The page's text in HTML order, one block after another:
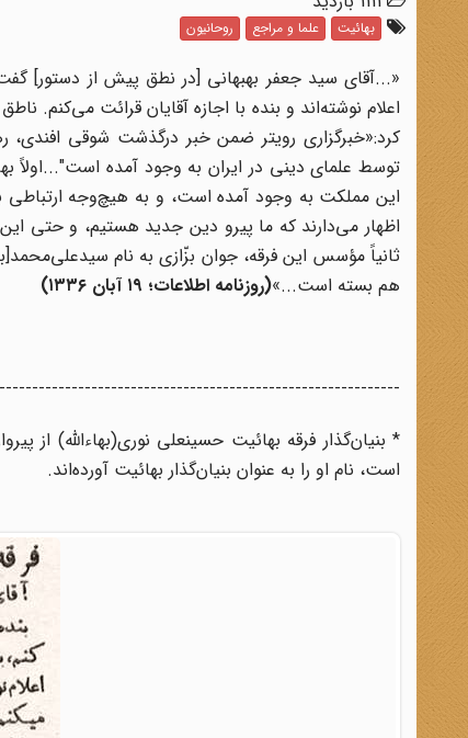
بهائیت علما و مراجع روحانیون
«...آقای سید جعفر بهبهانی [در نطق پیش از دستور]
اعلام نوشته‌اند و بنده با اجازه آقایان قرائت می‌کنم.
کرد:«خبرگزاری رویتر ضمن خبر درگذشت شوقی
توسط علمای دینی در ایران به وجود آمده است"...اولاً
این مملکت به وجود آمده است، و به هیچ‌وجه ارتباطی
اظهار می‌دارند که ما پیرو دین جدید هستیم، و حتی
ثانیاً مؤسس این فرقه، جوان بزّازی به نام
هم بسته است...»(روزنامه اطلاعات؛ ۱۹ آبان ۱۳۳۶)
* بنیان‌گذار فرقه بهائیت حسینعلی نوری(بهاء‌الله) از
است، نام او را به عنوان بنیان‌گذار بهائیت آورده‌اند.